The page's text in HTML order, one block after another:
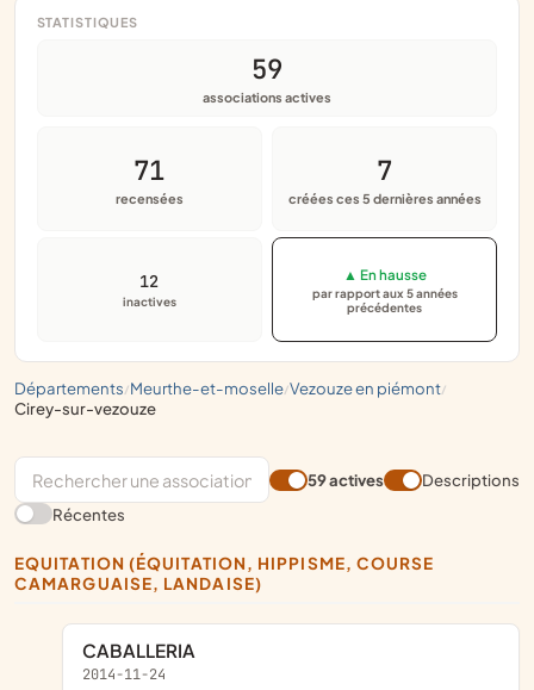
départements/ meurthe-et-moselle/ vezouze en piémont/
cirey-sur-vezouze
STATISTIQUES
59
associations actives
71
recensées
7
créées ces 5 dernières années
12
inactives
▲ En hausse
par rapport aux 5 années
précédentes
59 actives
Descriptions
Récentes
EQUITATION (ÉQUITATION, HIPPISME, COURSE
CAMARGUAISE, LANDAISE)
CABALLERIA
2014-11-24